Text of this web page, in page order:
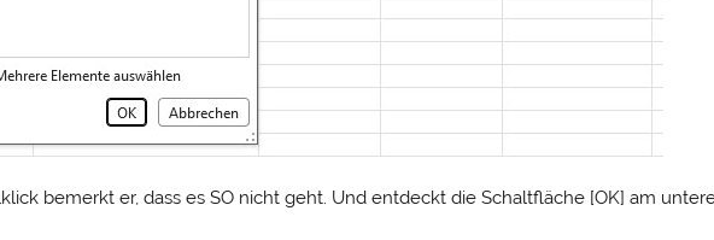
bemerkt er, dass es SO nicht geht. Und entdeckt die Schaltfläche [OK] am